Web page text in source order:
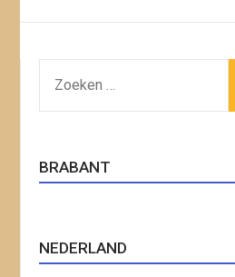
NAAR:
BRABANT
NEDERLAND